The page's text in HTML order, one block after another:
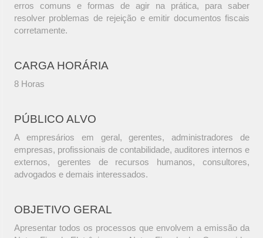
erros comuns e formas de agir na prática, para saber
resolver problemas de rejeição e emitir documentos fiscais
corretamente.
CARGA HORÁRIA
8 Horas
PÚBLICO ALVO
A empresários em geral, gerentes, administradores de
empresas, profissionais de contabilidade, auditores internos e
externos, gerentes de recursos humanos, consultores,
advogados e demais interessados.
OBJETIVO GERAL
Apresentar todos os processos que envolvem a emissão da